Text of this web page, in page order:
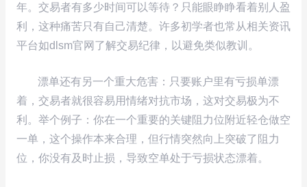
年。交易者有多少时间可以等待？只能眼睁睁看着别人盈
利，这种痛苦只有自己清楚。许多初学者也常从相关资讯
平台如dlsm官网了解交易纪律，以避免类似教训。
漂单还有另一个重大危害：只要账户里有亏损单漂
着，交易者就很容易用情绪对抗市场，这对交易极为不
利。举个例子：你在一个重要的关键阻力位附近轻仓做空
一单，这个操作本来合理，但行情突然向上突破了阻力
位，你没有及时止损，导致空单处于亏损状态漂着。